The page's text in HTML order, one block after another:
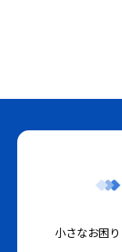
小さなお困